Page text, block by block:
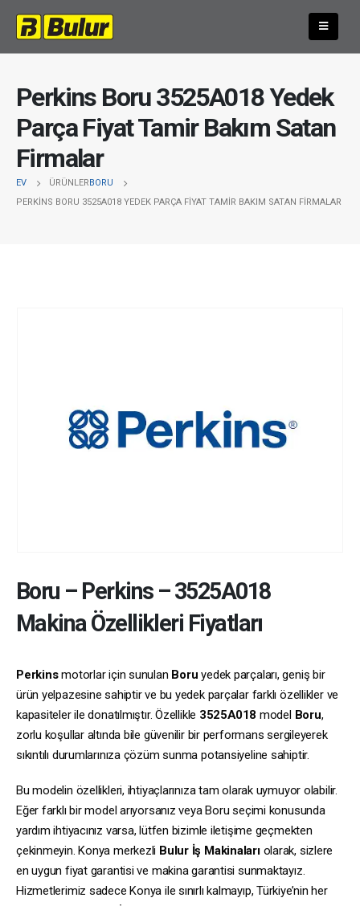
Perkins Boru 3525A018 Yedek
Parça Fiyat Tamir Bakım Satan
Firmalar
EV ÜRÜNLERBORU
PERKINS BORU 3525A018 YEDEK PARÇA FIYAT TAMIR BAKIM SATAN FIRMALAR
Boru – Perkins–3525A018
Makina Özellikleri Fiyatları
Perkinsmotorlar için sunulan Boru yedek parçaları, geniş bir
ürün yelpazesine sahiptir ve bu yedek parçalar farklı özellikler ve
kapasiteler ile donatılmıştır. Özellikle 3525A018 model Boru,
zorlu koşullar altında bile güvenilir bir performans sergileyerek
sıkıntılı durumlarınıza çözüm sunma potansiyeline sahiptir.
Bu modelin özellikleri, ihtiyaçlarınıza tam olarak uymuyor olabilir.
Eğer farklı bir model arıyorsanız veya Boru seçimi konusunda
yardım ihtiyacınız varsa, lütfen bizimle iletişime geçmekten
çekinmeyin. Konya merkezli Bulur İş Makinalarıolarak, sizlere
en uygun fiyat garantisi ve makina garantisi sunmaktayız.
Hizmetlerimiz sadece Konya ile sınırlı kalmayıp, Türkiye’nin her